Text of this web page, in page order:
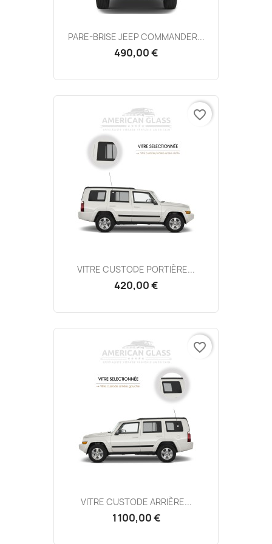
PARE-BRISE JEEP COMMANDER...
490,00 €
VITRE CUSTODE PORTIÈRE...
420,00 €
favorite_border
VITRE CUSTODE ARRIÈRE...
1 100,00 €
favorite_border